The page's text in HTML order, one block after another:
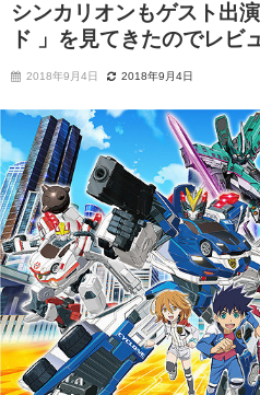
シンカリオンもゲスト出
ド 」を見てきたのでレビ
2018年9月4日 2018年9月4日